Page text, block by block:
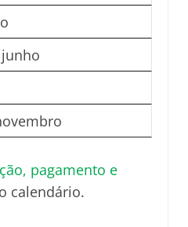
pagamento e
calendário.